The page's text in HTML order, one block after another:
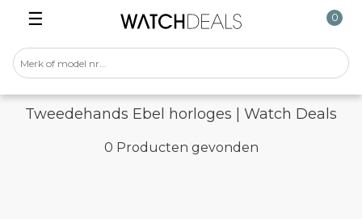
☰ 0
Tweedehands Ebel horloges | Watch Deals
0 Producten gevonden